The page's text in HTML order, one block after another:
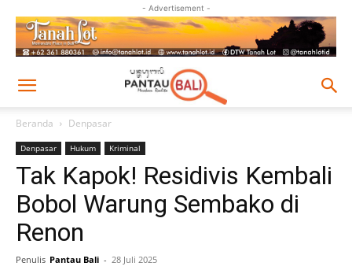
- Advertisement -
Beranda Denpasar
Denpasar Hukum Kriminal
Tak Kapok! Residivis Kembali
Bobol Warung Sembako di
Renon
Penulis Pantau Bali - 28 Juli 2025